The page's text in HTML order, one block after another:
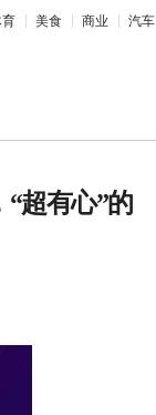
美食 商业 汽车
超有心”的